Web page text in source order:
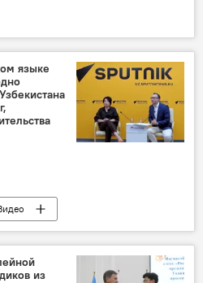
языке
из